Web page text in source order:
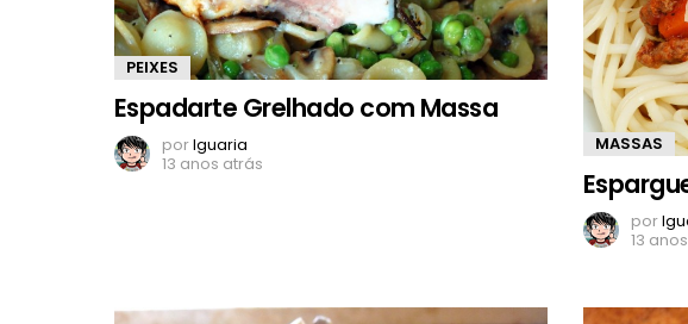
PEIXES
Espadarte Grelhado com Massa
porIguaria
13 anos atrás
MASSAS
por
13